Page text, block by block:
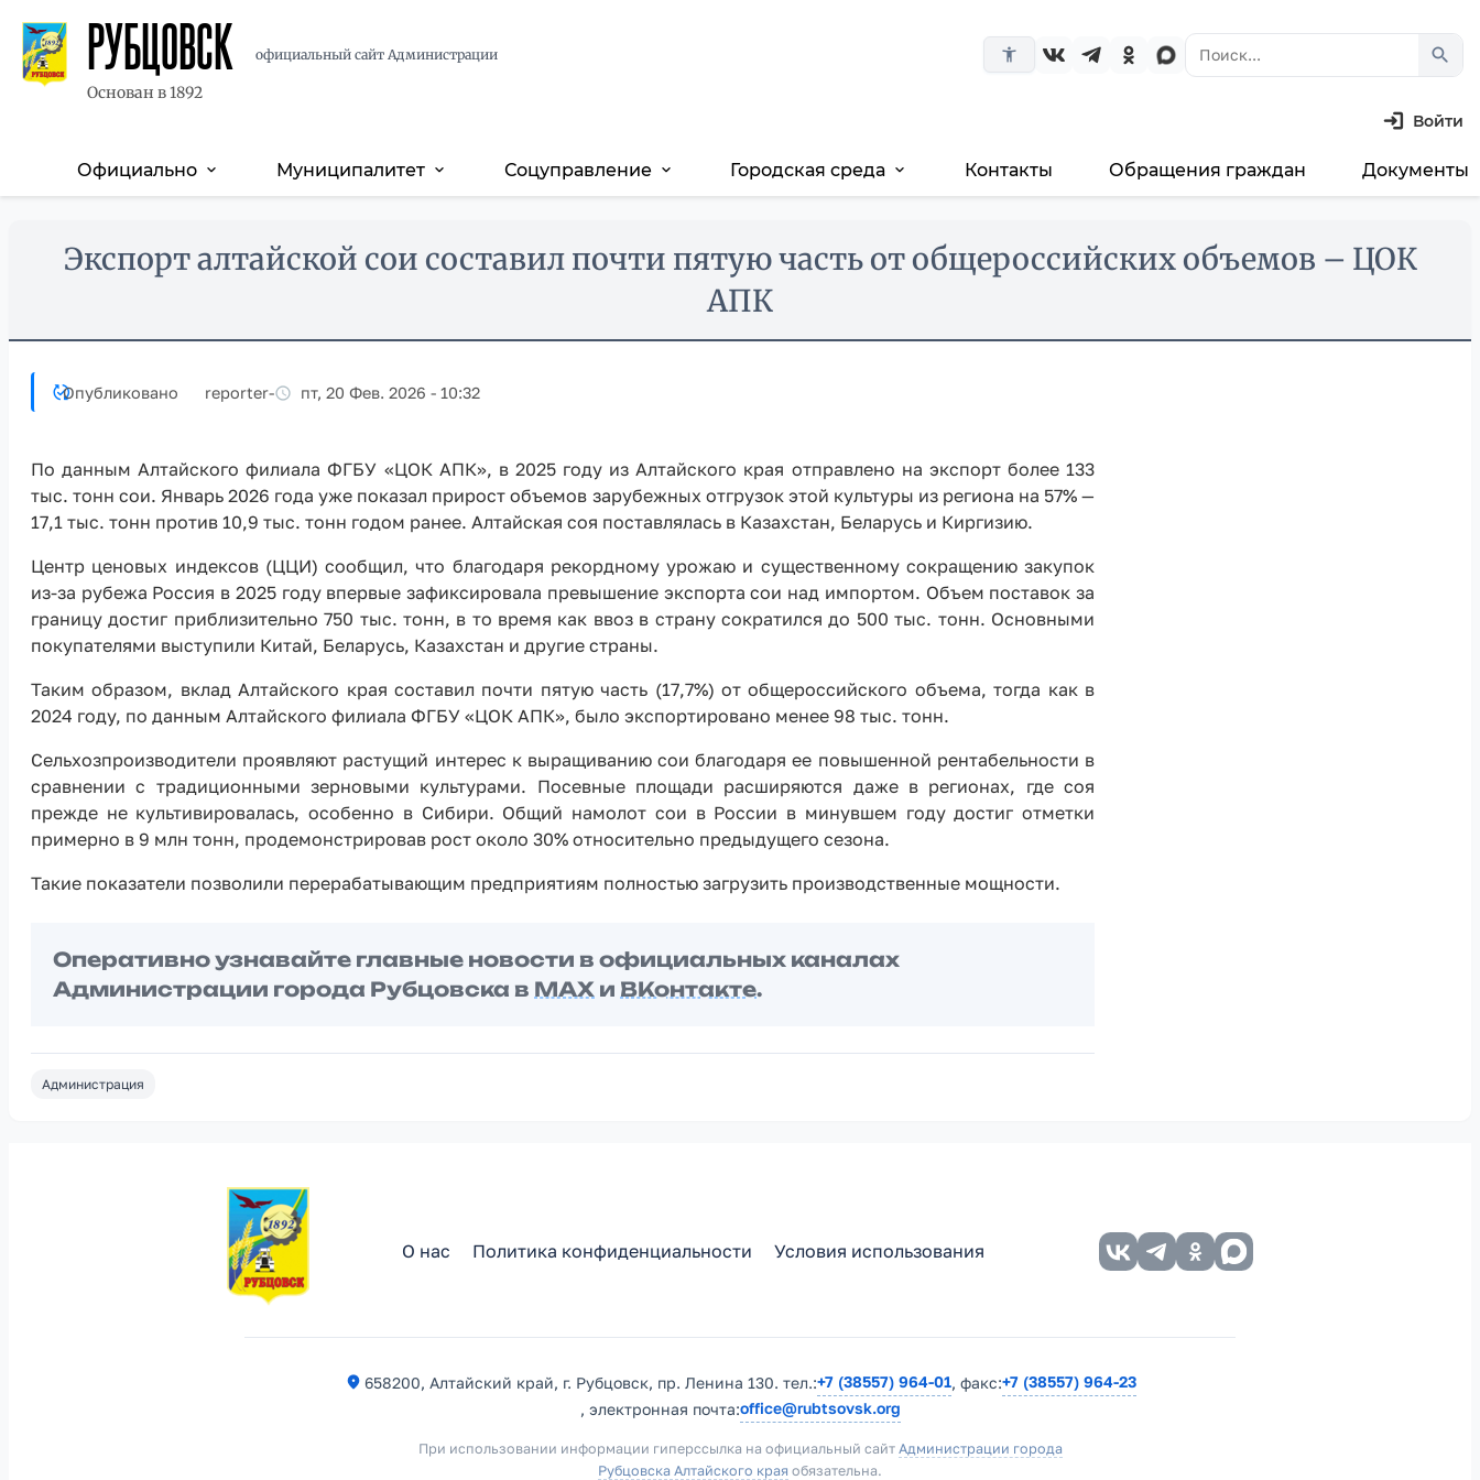
РУБЦОВСК
Основан в 1892
официальный сайт Администрации accessibility_new search
Войти
Основная
Официально expand_more Муниципалитет expand_more Соцуправление expand_more Городская среда expand_more Контакты Обращения граждан Документы
Экспорт алтайской сои составил почти пятую часть от общероссийских объемов – ЦОК
АПК
Опубликовано reporter- пт, 20 Фев. 2026 - 10:32
По данным Алтайского филиала ФГБУ «ЦОК АПК», в 2025 году из Алтайского края отправлено на экспорт более 133
тыс. тонн сои. Январь 2026 года уже показал прирост объемов зарубежных отгрузок этой культуры из региона на 57% —
17,1 тыс. тонн против 10,9 тыс. тонн годом ранее. Алтайская соя поставлялась в Казахстан, Беларусь и Киргизию.
Центр ценовых индексов (ЦЦИ) сообщил, что благодаря рекордному урожаю и существенному сокращению закупок
из-за рубежа Россия в 2025 году впервые зафиксировала превышение экспорта сои над импортом. Объем поставок за
границу достиг приблизительно 750 тыс. тонн, в то время как ввоз в страну сократился до 500 тыс. тонн. Основными
покупателями выступили Китай, Беларусь, Казахстан и другие страны.
Таким образом, вклад Алтайского края составил почти пятую часть (17,7%) от общероссийского объема, тогда как в
2024 году, по данным Алтайского филиала ФГБУ «ЦОК АПК», было экспортировано менее 98 тыс. тонн.
Сельхозпроизводители проявляют растущий интерес к выращиванию сои благодаря ее повышенной рентабельности в
сравнении с традиционными зерновыми культурами. Посевные площади расширяются даже в регионах, где соя
прежде не культивировалась, особенно в Сибири. Общий намолот сои в России в минувшем году достиг отметки
примерно в 9 млн тонн, продемонстрировав рост около 30% относительно предыдущего сезона.
Такие показатели позволили перерабатывающим предприятиям полностью загрузить производственные мощности.
Оперативно узнавайте главные новости в официальных каналах
Администрации города Рубцовска в MAX и ВКонтакте.
Администрация
О нас Политика конфиденциальности Условия использования
658200, Алтайский край, г. Рубцовск, пр. Ленина 130. тел.:+7 (38557) 964-01, факс:+7 (38557) 964-23
, электронная почта:office@rubtsovsk.org
При использовании информации гиперссылка на официальный сайт Администрации города
Рубцовска Алтайского края обязательна.